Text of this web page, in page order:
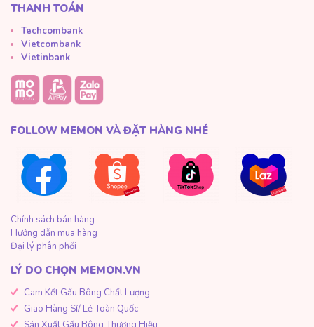
THANH TOÁN
Techcombank
Vietcombank
Vietinbank
FOLLOW MEMON VÀ ĐẶT HÀNG NHÉ
Chính sách bán hàng
Hướng dẫn mua hàng
Đại lý phân phối
LÝ DO CHỌN MEMON.VN
Cam Kết Gấu Bông Chất Lượng
Giao Hàng Sỉ/ Lẻ Toàn Quốc